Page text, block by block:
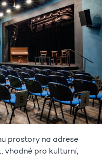
prostory na adrese
vhodné pro kulturní,